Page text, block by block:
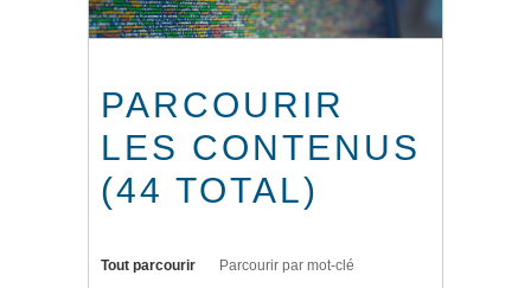
PARCOURIR
LES CONTENUS
(44 TOTAL)
Tout parcourir Parcourir par mot-clé